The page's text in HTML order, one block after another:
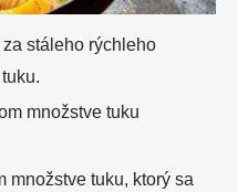
stáleho rýchleho
množstve tuku
množstve tuku, ktorý sa